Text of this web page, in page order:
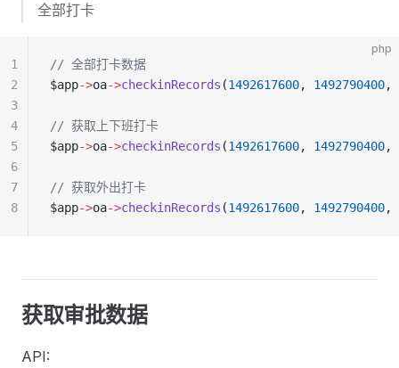
全部打卡
php
// 全部打卡数据
$app->oa->checkinRecords (1492617600, 1492790400,
// 获取上下班打卡
$app->oa->checkinRecords (1492617600, 1492790400,
// 获取外出打卡
$app->oa->checkinRecords (1492617600, 1492790400,
1
2
3
4
5
6
7
8
获取审批数据
API: